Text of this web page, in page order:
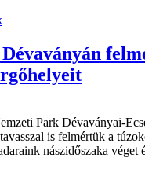
Park Dévaványai-
is felmértük a
nászidőszaka véget